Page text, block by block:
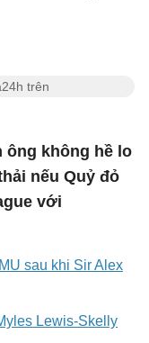
trên
ông không hề lo
nếu Quỷ đỏ
với
sau khi Sir Alex
Lewis-Skelly